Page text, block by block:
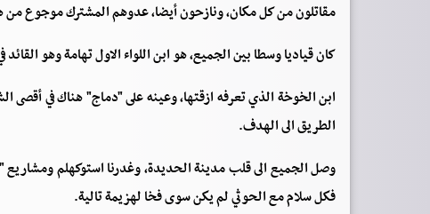
مقاتلون من كل مكان، ونازحون أيضا، عدوهم المشترك موجوع من
كان قياديا وسطا بين الجميع، هو ابن اللواء الاول تهامة وهو
ابن الخوخة الذي تعرفه ازقتها، وعينه على "دماج" هناك في
الطريق الى الهدف.
وصل الجميع الى قلب مدينة الحديدة، وغدرنا استوكهلم ومشاريع
فكل سلام مع الحوثي لم يكن سوى فخا لهزيمة تالية.